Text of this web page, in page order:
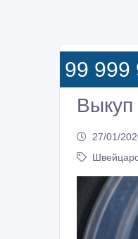
99 999
Выкуп
27/01/